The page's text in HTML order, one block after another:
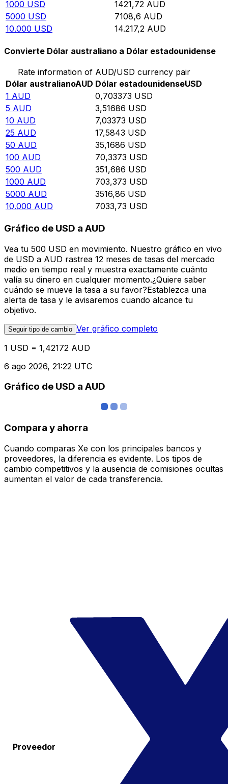
1000 USD 1421,72 AUD
5000 USD 7108,6 AUD
10.000 USD 14.217,2 AUD
Convierte Dólar australiano a Dólar estadounidense
Rate information of AUD/USD currency pair
Dólar australianoAUD Dólar estadounidenseUSD
1 AUD 0,703373 USD
5 AUD 3,51686 USD
10 AUD 7,03373 USD
25 AUD 17,5843 USD
50 AUD 35,1686 USD
100 AUD 70,3373 USD
500 AUD 351,686 USD
1000 AUD 703,373 USD
5000 AUD 3516,86 USD
10.000 AUD 7033,73 USD
Gráfico de USD a AUD
Vea tu 500 USD en movimiento. Nuestro gráfico en vivo
de USD a AUD rastrea 12 meses de tasas del mercado
medio en tiempo real y muestra exactamente cuánto
valía su dinero en cualquier momento.¿Quiere saber
cuándo se mueve la tasa a su favor?Establezca una
alerta de tasa y le avisaremos cuando alcance tu
objetivo.
Seguir tipo de cambio Ver gráfico completo
1 USD = 1,42172 AUD
6 ago 2026, 21:22 UTC
Gráfico de USD a AUD
Compara y ahorra
Cuando comparas Xe con los principales bancos y
proveedores, la diferencia es evidente. Los tipos de
cambio competitivos y la ausencia de comisiones ocultas
aumentan el valor de cada transferencia.
Proveedor